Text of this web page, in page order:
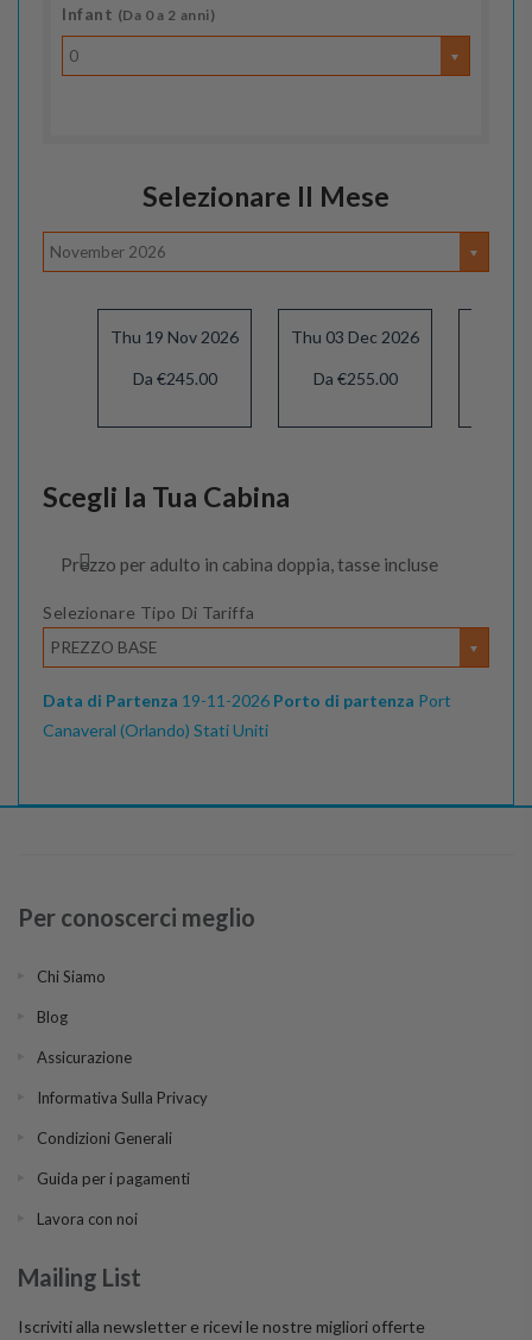
Infant (Da 0 a 2 anni)
0
Selezionare Il Mese
November 2026
Thu 19 Nov 2026
Da €245.00
Thu 03 Dec 2026
Da €255.00
Scegli la Tua Cabina
Prezzo per adulto in cabina doppia, tasse incluse
Selezionare Tipo Di Tariffa
PREZZO BASE
Data di Partenza 19-11-2026 Porto di partenza Port
Canaveral (Orlando) Stati Uniti
Per conoscerci meglio
Chi Siamo
Blog
Assicurazione
Informativa Sulla Privacy
Condizioni Generali
Guida per i pagamenti
Lavora con noi
Mailing List
Iscriviti alla newsletter e ricevi le nostre migliori offerte